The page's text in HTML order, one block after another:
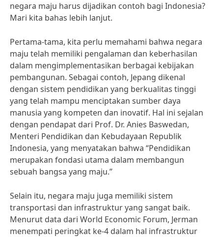
negara maju harus dijadikan contoh bagi Indonesia?
Mari kita bahas lebih lanjut.
Pertama-tama, kita perlu memahami bahwa negara
maju telah memiliki pengalaman dan keberhasilan
dalam mengimplementasikan berbagai kebijakan
pembangunan. Sebagai contoh, Jepang dikenal
dengan sistem pendidikan yang berkualitas tinggi
yang telah mampu menciptakan sumber daya
manusia yang kompeten dan inovatif. Hal ini sejalan
dengan pendapat dari Prof. Dr. Anies Baswedan,
Menteri Pendidikan dan Kebudayaan Republik
Indonesia, yang menyatakan bahwa “Pendidikan
merupakan fondasi utama dalam membangun
sebuah bangsa yang maju.”
Selain itu, negara maju juga memiliki sistem
transportasi dan infrastruktur yang sangat baik.
Menurut data dari World Economic Forum, Jerman
menempati peringkat ke-4 dalam hal infrastruktur